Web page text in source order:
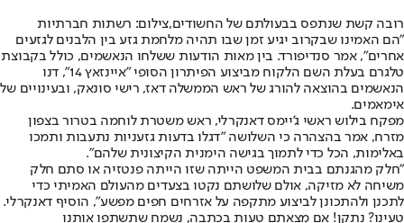
רובה קשת שנתפס בבעולתם של החשודים,צילום: רשתות חברתיות
"הם האמינו שבקרוב יגיע זמן שבו תהיה מלחמת גזע בין הלבנים לגזעים
אחרים", אמר סנדיפורד. בין מאות הודעות ששלחו הנאשמים, כולל בקבוצת
טלגרם בעלת השם הלקוח מביצוע הפיתרון הסופי "איינזאץ 14", דנו
הנאשמים בהוצאה להורג של ראש הממשלה דאז, רישי סונאק, ובעינויים של
אימאמים.
מפקח בילוש ראשי ג'יימס דאנקרלי, ראש משטרת לוחמה בטרור בצפון
מזרח, אמר בהצהרה כי השלושה "דגלו בדעות גזעניות נתעבות ותמכו
באלימות, הכל כדי לתמוך בגישה הימנית הקיצונית שלהם".
"חלק מהגנתם בבית המשפט הייתה שזו הייתה פנטזיה או סתם חלק
משיחה לא מזיקה, אולם שלושתם נקטו בצעדים מהעולם האמיתי כדי
לתכנן ולהתכונן לביצוע מתקפה על אזרחים חפים מפשע", הוסיף דאנקרלי.
טעינו? נתקן! אם מצאתם טעות בכתבה, נשמח שתשתפו אותנו